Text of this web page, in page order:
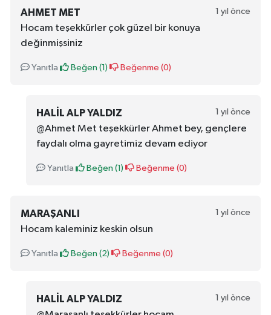
AHMET MET 1 yıl önce
Hocam teşekkürler çok güzel bir konuya
değinmişsiniz
Yanıtla Beğen (1 ) Beğenme (0)
HALIL ALP YALDIZ 1 yıl önce
@Ahmet Met teşekkürler Ahmet bey, gençlere
faydalı olma gayretimiz devam ediyor
Yanıtla Beğen (1 ) Beğenme (0)
MARAŞANLI 1 yıl önce
Hocam kaleminiz keskin olsun
Yanıtla Beğen (2) Beğenme (0)
HALIL ALP YALDIZ 1 yıl önce